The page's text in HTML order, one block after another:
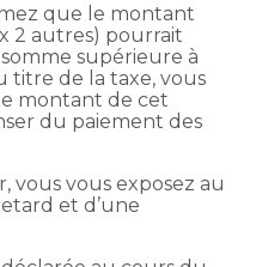
que le montant
2 autres) pourrait
supérieure à
titre de la taxe, vous
montant de cet
du paiement des
vous vous exposez au
et d’une